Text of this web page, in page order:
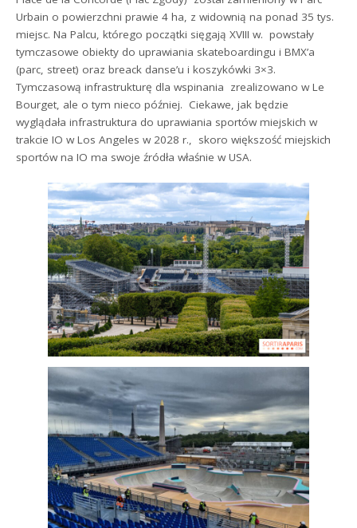
Urbain o powierzchni prawie 4 ha, z widownią na ponad 35 tys.
miejsc. Na Palcu, którego początki sięgają XVIII w. powstały
tymczasowe obiekty do uprawiania skateboardingu i BMX’a
(parc, street) oraz breack danse’u i koszykówki 3×3.
Tymczasową infrastrukturę dla wspinania zrealizowano w Le
Bourget, ale o tym nieco później. Ciekawe, jak będzie
wyglądała infrastruktura do uprawiania sportów miejskich w
trakcie IO w Los Angeles w 2028 r., skoro większość miejskich
sportów na IO ma swoje źródła właśnie w USA.